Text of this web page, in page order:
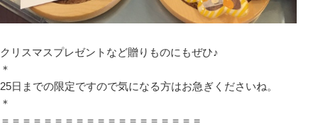
クリスマスプレゼントなど贈りものにもぜひ♪
＊
25日までの限定ですので気になる方はお急ぎくださいね。
＊
＝＝＝＝＝＝＝＝＝＝＝＝＝＝＝＝＝＝＝